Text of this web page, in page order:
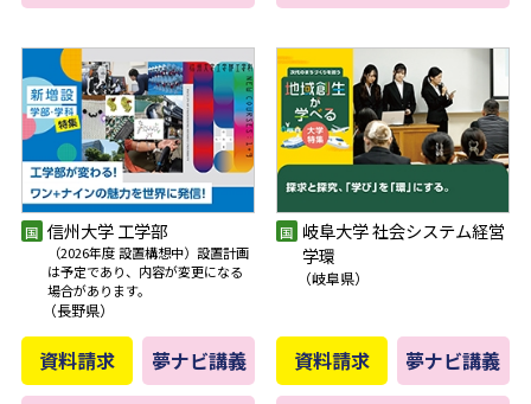
信州大学 工学部
（2026年度 設置構想中）設置計画
は予定であり、内容が変更になる
場合があります。
（長野県）
資料請求 夢ナビ講義
岐阜大学 社会システム経営
学環
（岐阜県）
資料請求 夢ナビ講義